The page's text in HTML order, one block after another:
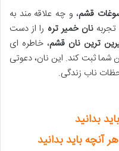
قشم، و چه علاقه مند به
نان خمیر تره را از دست
ترین نان قشم، خاطره ای
شما ثبت کند. این نان، دعوتی
ناب زندگی.
بدانید
آنچه باید بدانید